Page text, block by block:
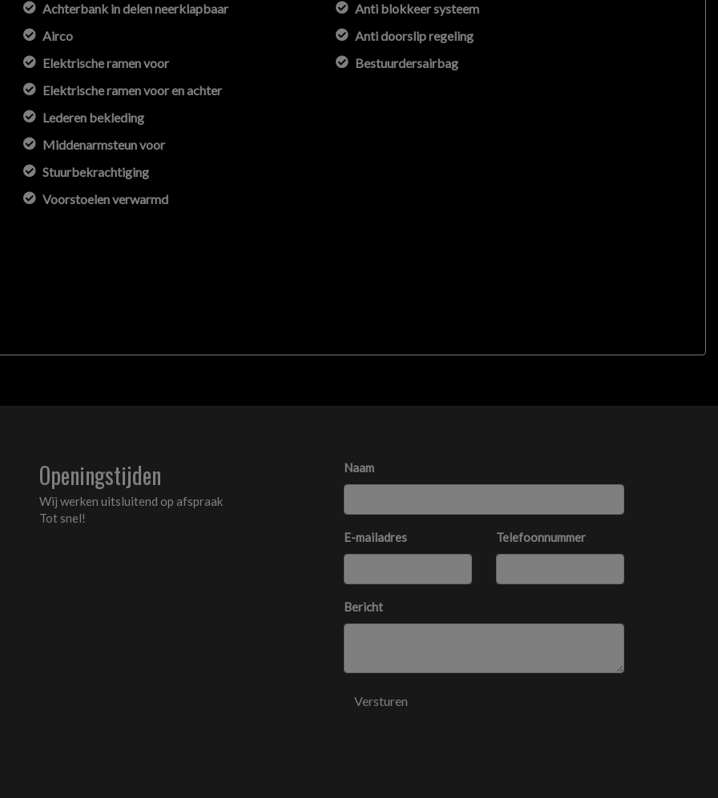
Achterbank in delen neerklapbaar
Airco
Elektrische ramen voor
Elektrische ramen voor en achter
Lederen bekleding
Middenarmsteun voor
Stuurbekrachtiging
Voorstoelen verwarmd
Anti blokkeer systeem
Anti doorslip regeling
Bestuurdersairbag
Openingstijden
Wij werken uitsluitend op afspraak
Tot snel!
Naam
E-mailadres Telefoonnummer
Bericht
Versturen